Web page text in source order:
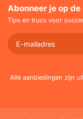
Abonneer je op
Tips en trucs voor
Alle aanbiedingen zijn